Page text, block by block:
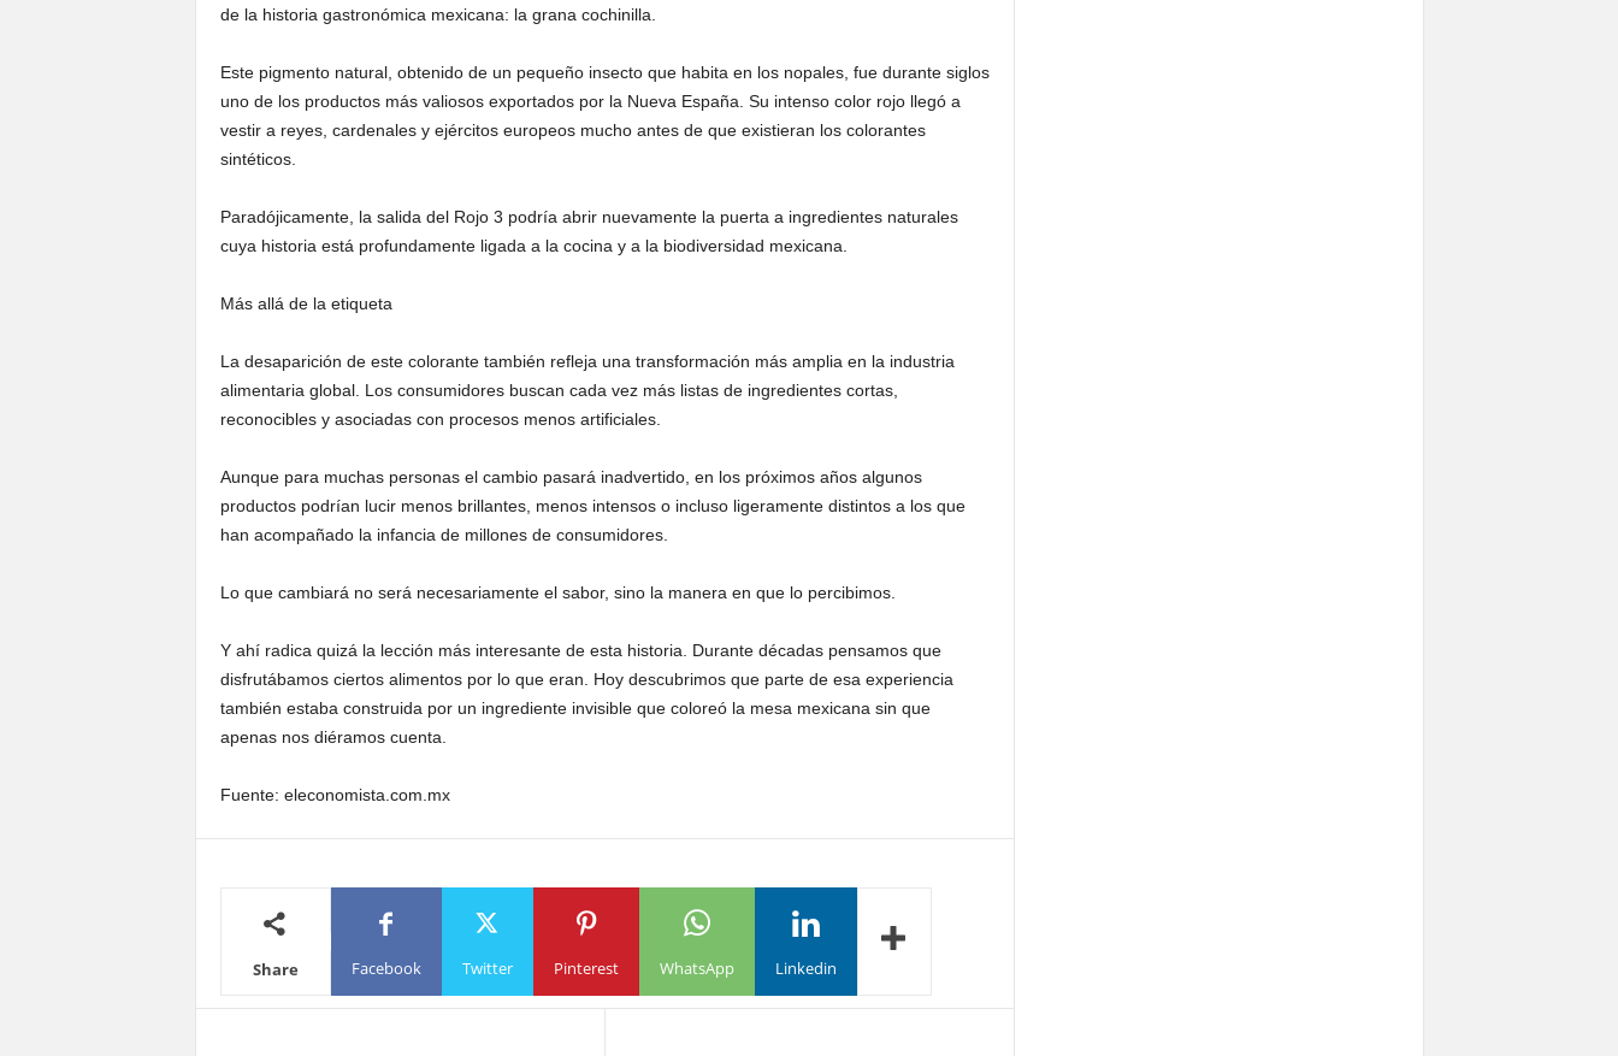
de la historia gastronómica mexicana: la grana cochinilla.
Este pigmento natural, obtenido de un pequeño insecto que habita en los nopales, fue durante siglos
uno de los productos más valiosos exportados por la Nueva España. Su intenso color rojo llegó a
vestir a reyes, cardenales y ejércitos europeos mucho antes de que existieran los colorantes
sintéticos.
Paradójicamente, la salida del Rojo 3 podría abrir nuevamente la puerta a ingredientes naturales
cuya historia está profundamente ligada a la cocina y a la biodiversidad mexicana.
Más allá de la etiqueta
La desaparición de este colorante también refleja una transformación más amplia en la industria
alimentaria global. Los consumidores buscan cada vez más listas de ingredientes cortas,
reconocibles y asociadas con procesos menos artificiales.
Aunque para muchas personas el cambio pasará inadvertido, en los próximos años algunos
productos podrían lucir menos brillantes, menos intensos o incluso ligeramente distintos a los que
han acompañado la infancia de millones de consumidores.
Lo que cambiará no será necesariamente el sabor, sino la manera en que lo percibimos.
Y ahí radica quizá la lección más interesante de esta historia. Durante décadas pensamos que
disfrutábamos ciertos alimentos por lo que eran. Hoy descubrimos que parte de esa experiencia
también estaba construida por un ingrediente invisible que coloreó la mesa mexicana sin que
apenas nos diéramos cuenta.
Fuente: eleconomista.com.mx
Share Facebook Twitter Pinterest WhatsApp Linkedin